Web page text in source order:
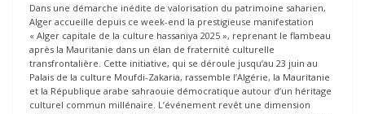
Dans une démarche inédite de valorisation du patrimoine saharien,
Alger accueille depuis ce week-end la prestigieuse manifestation
« Alger capitale de la culture hassaniya 2025 », reprenant le flambeau
après la Mauritanie dans un élan de fraternité culturelle
transfrontalière. Cette initiative, qui se déroule jusqu’au 23 juin au
Palais de la culture Moufdi-Zakaria, rassemble l’Algérie, la Mauritanie
et la République arabe sahraouie démocratique autour d’un héritage
culturel commun millénaire. L’événement revêt une dimension